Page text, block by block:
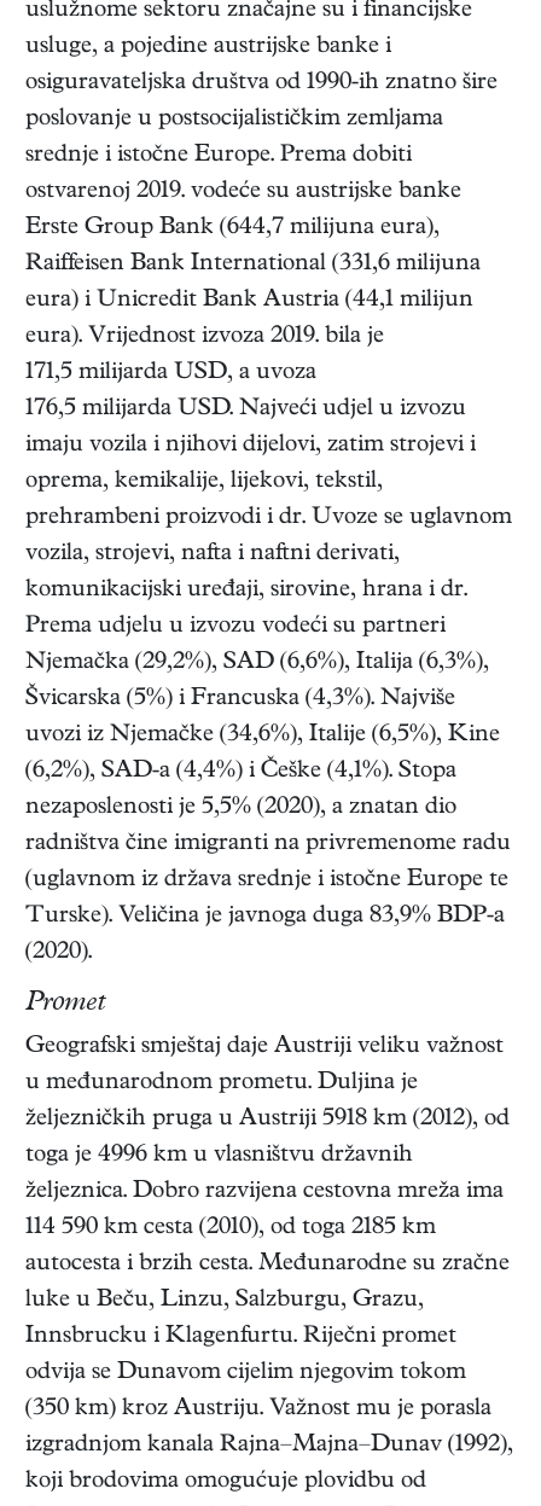
uslužnome sektoru značajne su i financijske
usluge, a pojedine austrijske banke i
osiguravateljska društva od 1990-ih znatno šire
poslovanje u postsocijalističkim zemljama
srednje i istočne Europe. Prema dobiti
ostvarenoj 2019. vodeće su austrijske banke
Erste Group Bank (644,7 milijuna eura),
Raiffeisen Bank International (331,6 milijuna
eura) i Unicredit Bank Austria (44,1 milijun
eura). Vrijednost izvoza 2019. bila je
171,5 milijarda USD, a uvoza
176,5 milijarda USD. Najveći udjel u izvozu
imaju vozila i njihovi dijelovi, zatim strojevi i
oprema, kemikalije, lijekovi, tekstil,
prehrambeni proizvodi i dr. Uvoze se uglavnom
vozila, strojevi, nafta i naftni derivati,
komunikacijski uređaji, sirovine, hrana i dr.
Prema udjelu u izvozu vodeći su partneri
Njemačka (29,2%), SAD (6,6%), Italija (6,3%),
Švicarska (5%) i Francuska (4,3%). Najviše
uvozi iz Njemačke (34,6%), Italije (6,5%), Kine
(6,2%), SAD-a (4,4%) i Češke (4,1%). Stopa
nezaposlenosti je 5,5% (2020), a znatan dio
radništva čine imigranti na privremenome radu
(uglavnom iz država srednje i istočne Europe te
Turske). Veličina je javnoga duga 83,9% BDP-a
(2020).
Promet
Geografski smještaj daje Austriji veliku važnost
u međunarodnom prometu. Duljina je
željezničkih pruga u Austriji 5918 km (2012), od
toga je 4996 km u vlasništvu državnih
željeznica. Dobro razvijena cestovna mreža ima
114 590 km cesta (2010), od toga 2185 km
autocesta i brzih cesta. Međunarodne su zračne
luke u Beču, Linzu, Salzburgu, Grazu,
Innsbrucku i Klagenfurtu. Riječni promet
odvija se Dunavom cijelim njegovim tokom
(350 km) kroz Austriju. Važnost mu je porasla
izgradnjom kanala Rajna–Majna–Dunav (1992),
koji brodovima omogućuje plovidbu od